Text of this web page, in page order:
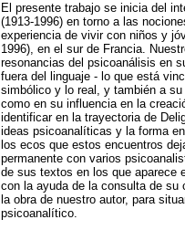
El presente trabajo se inicia del
(1913-1996) en torno a las
experiencia de vivir con niños y
1996), en el sur de Francia.
resonancias del psicoanálisis en
fuera del linguaje - lo que está
simbólico y lo real, y también a
como en su influencia en la
identificar en la trayectoria de
ideas psicoanalíticas y la forma
los ecos que estos encuentros
permanente con varios
de sus textos en los que aparece
con la ayuda de la consulta de su
la obra de nuestro autor, para
psicoanalítico.